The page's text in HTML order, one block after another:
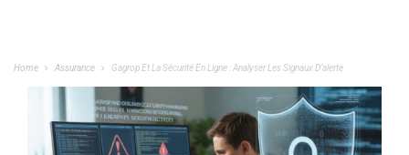
Home Assurance Gagrop Et La Sécurité En Ligne : Analyser Les Signaux D’alerte